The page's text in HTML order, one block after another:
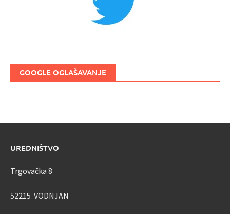
GOOGLE OGLAŠAVANJE
UREDNIŠTVO
Trgovačka 8
52215 VODNJAN